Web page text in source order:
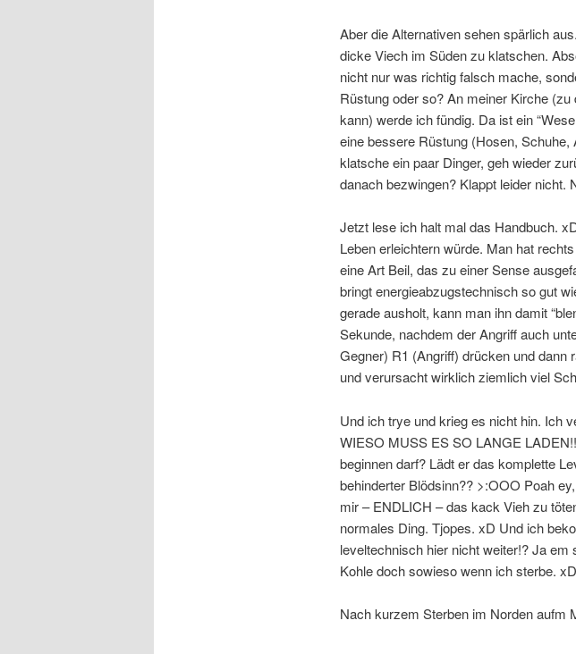
Aber die Alternativen sehen spärlich
dicke Viech im Süden zu klatschen.
nicht nur was richtig falsch mache,
Rüstung oder so? An meiner Kirche
kann) werde ich fündig. Da ist ein
eine bessere Rüstung (Hosen,
klatsche ein paar Dinger, geh wieder
danach bezwingen? Klappt leider nicht.
Jetzt lese ich halt mal das Handbuch.
Leben erleichtern würde. Man hat
eine Art Beil, das zu einer Sense
bringt energieabzugstechnisch so gut
gerade ausholt, kann man ihn damit
Sekunde, nachdem der Angriff auch
Gegner) R1 (Angriff) drücken und dann
und verursacht wirklich ziemlich viel
Und ich trye und krieg es nicht hin. Ich
WIESO MUSS ES SO LANGE
beginnen darf? Lädt er das komplette
behinderter Blödsinn?? >:OOO Poah
mir – ENDLICH – das kack Vieh zu
normales Ding. Tjopes. xD Und ich
leveltechnisch hier nicht weiter!? Ja
Kohle doch sowieso wenn ich sterbe.
Nach kurzem Sterben im Norden aufm